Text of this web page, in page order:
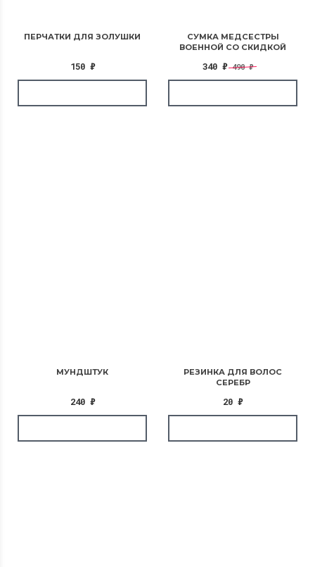
ПЕРЧАТКИ ДЛЯ ЗОЛУШКИ
150 ₽
СУМКА МЕДСЕСТРЫ
ВОЕННОЙ СО СКИДКОЙ
340 ₽ 490₽
МУНДШТУК
240 ₽
РЕЗИНКА ДЛЯ ВОЛОС
СЕРЕБР
20 ₽